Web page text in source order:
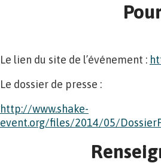
Le lien du site de l’événement :
Le dossier de presse :
http://www.shake-
event.org/files/2014/05/